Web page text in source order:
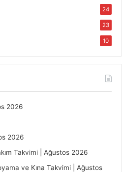
24
23
10
2026
2026
Takvimi | Ağustos 2026
ve Kına Takvimi | Ağustos